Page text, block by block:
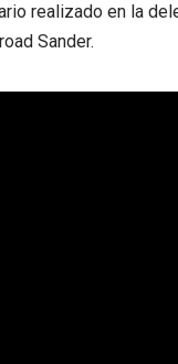
realizado en la
Sander.